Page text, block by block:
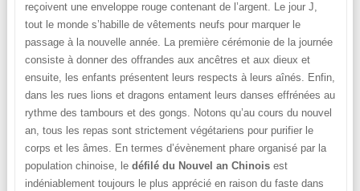
reçoivent une enveloppe rouge contenant de l’argent. Le jour J,
tout le monde s’habille de vêtements neufs pour marquer le
passage à la nouvelle année. La première cérémonie de la journée
consiste à donner des offrandes aux ancêtres et aux dieux et
ensuite, les enfants présentent leurs respects à leurs aînés. Enfin,
dans les rues lions et dragons entament leurs danses effrénées au
rythme des tambours et des gongs. Notons qu’au cours du nouvel
an, tous les repas sont strictement végétariens pour purifier le
corps et les âmes. En termes d’évènement phare organisé par la
population chinoise, le défilé du Nouvel an Chinoisest
indéniablement toujours le plus apprécié en raison du faste dans